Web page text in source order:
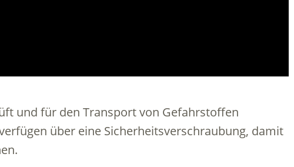
und für den Transport von Gefahrstoffen
über eine Sicherheitsverschraubung, damit